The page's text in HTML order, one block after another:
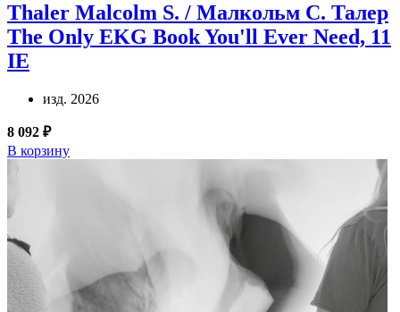
Thaler Malcolm S. / Малкольм С. Талер
The Only EKG Book You'll Ever Need, 11
IE
изд. 2026
8 092 ₽
В корзину